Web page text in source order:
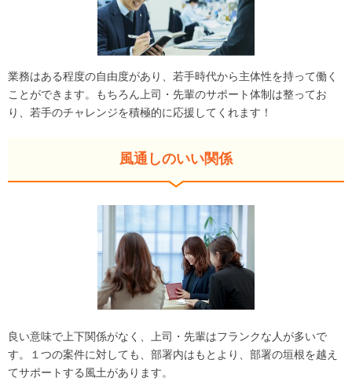
業務はある程度の自由度があり、若手時代から主体性を持って働く
ことができます。もちろん上司・先輩のサポート体制は整ってお
り、若手のチャレンジを積極的に応援してくれます！
風通しのいい関係
良い意味で上下関係がなく、上司・先輩はフランクな人が多いで
す。１つの案件に対しても、部署内はもとより、部署の垣根を越え
てサポートする風土があります。